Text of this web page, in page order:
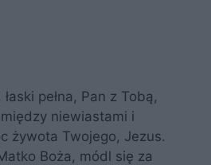
pełna, Pan z Tobą,
między niewiastami i
żywota Twojego, Jezus.
Boża, módl się za